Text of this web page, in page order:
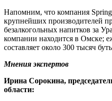
Напомним, что компания Spring
крупнейших производителей
безалкогольных напитков за
компании находится в Омске;
составляет около 300 тысяч
Мнения экспертов
Ирина Сорокина,
области: